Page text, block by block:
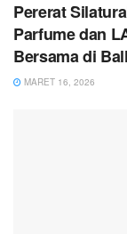
Pererat
Parfume dan
Bersama di
MARET 16, 2026